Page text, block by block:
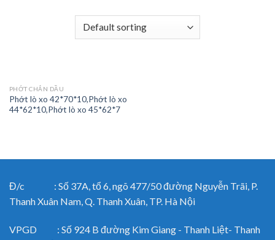
PHỚT CHẮN DẦU
Phớt lò xo 42*70*10,Phớt lò xo
44*62*10,Phớt lò xo 45*62*7
Đ/c : Số 37A, tổ 6, ngõ 477/50 đường Nguyễn Trãi, P.
Thanh Xuân Nam, Q. Thanh Xuân, TP. Hà Nội
VPGD : Số 924 B đường Kim Giang - Thanh Liệt- Thanh